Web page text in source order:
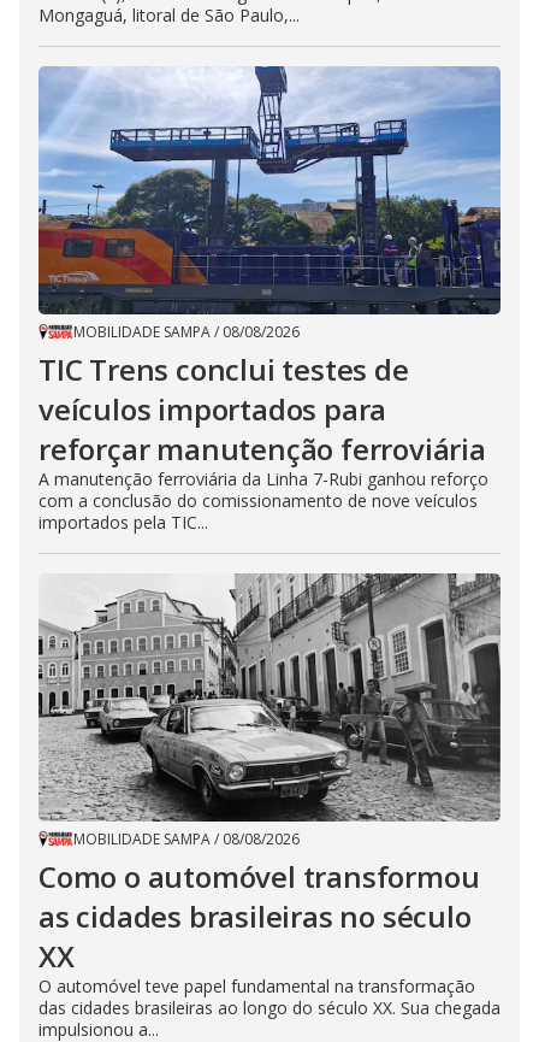
Mongaguá, litoral de São Paulo,...
MOBILIDADE SAMPA/ 08/08/2026
TIC Trens conclui testes de
veículos importados para
reforçar manutenção ferroviária
A manutenção ferroviária da Linha 7-Rubi ganhou reforço
com a conclusão do comissionamento de nove veículos
importados pela TIC...
MOBILIDADE SAMPA/ 08/08/2026
Como o automóvel transformou
as cidades brasileiras no século
XX
O automóvel teve papel fundamental na transformação
das cidades brasileiras ao longo do século XX. Sua chegada
impulsionou a...